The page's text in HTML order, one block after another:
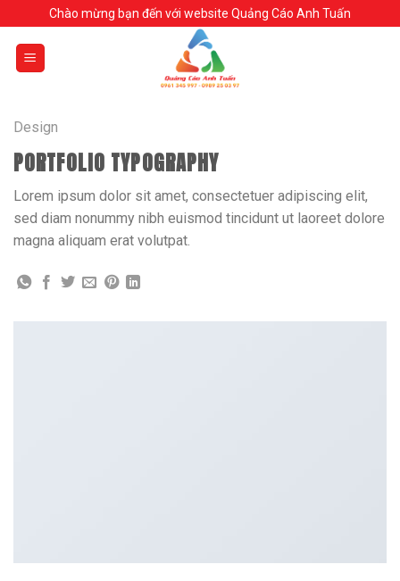
to
content
Chào mừng bạn đến với website Quảng Cáo Anh Tuấn
Design
PORTFOLIO TYPOGRAPHY
Lorem ipsum dolor sit amet, consectetuer adipiscing elit,
sed diam nonummy nibh euismod tincidunt ut laoreet dolore
magna aliquam erat volutpat.